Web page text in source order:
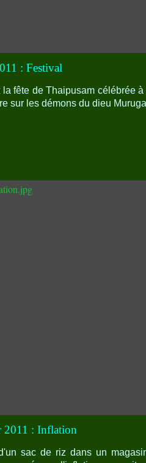
: Festival
fête de Thaipusam célébrée
sur les démons du dieu
2011 : Inflation
sac de riz dans un